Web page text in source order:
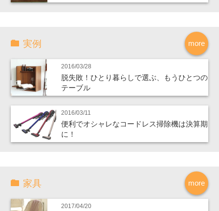
more
実例
2016/03/28
脱失敗！ひとり暮らしで選ぶ、もうひとつの
テーブル
2016/03/11
便利でオシャレなコードレス掃除機は決算期
に！
more
家具
2017/04/20